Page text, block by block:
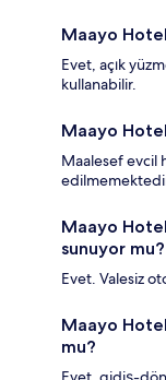
Maayo
Evet, açık
kullanabilir.
Maayo
Maalesef evcil
Maayo
sunuyor mu?
Evet. Valesiz
Maayo
mu?